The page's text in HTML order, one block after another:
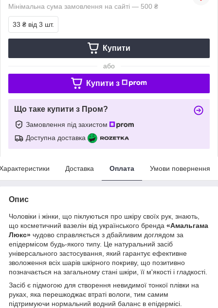
Мінімальна сума замовлення на сайті — 500 ₴
33 ₴ від 3 шт.
Купити
або
Купити з
Що таке купити з Пром?
Замовлення під захистом
Доступна доставка
Доставка Оплата Умови повернення
Опис
Чоловіки і жінки, що піклуються про шкіру своїх рук, знають,
що косметичний вазелін від українського бренда «Амальгама
Люкс» чудово справляється з дбайливим доглядом за
епідермісом будь-якого типу. Це натуральний засіб
універсального застосування, який гарантує ефективне
зволоження всіх шарів шкірного покриву, що позитивно
позначається на загальному стані шкіри, її м'якості і гладкості.
Засіб є підмогою для створення невидимої тонкої плівки на
руках, яка перешкоджає втраті вологи, тим самим
підтримуючи нормальний водний баланс в епідермісі.